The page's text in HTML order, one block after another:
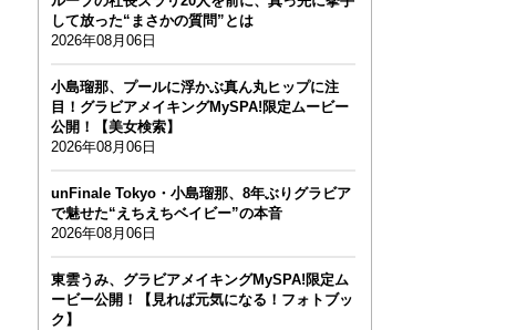
して放った“まさかの質問”とは
2026年08月06日
小島瑠那、プールに浮かぶ真ん丸ヒップに注
目！グラビアメイキングMySPA!限定ムービー
公開！【美女検索】
2026年08月06日
unFinale Tokyo・小島瑠那、8年ぶりグラビア
で魅せた“えちえちベイビー”の本音
2026年08月06日
東雲うみ、グラビアメイキングMySPA!限定ム
ービー公開！【見れば元気になる！フォトブッ
ク】